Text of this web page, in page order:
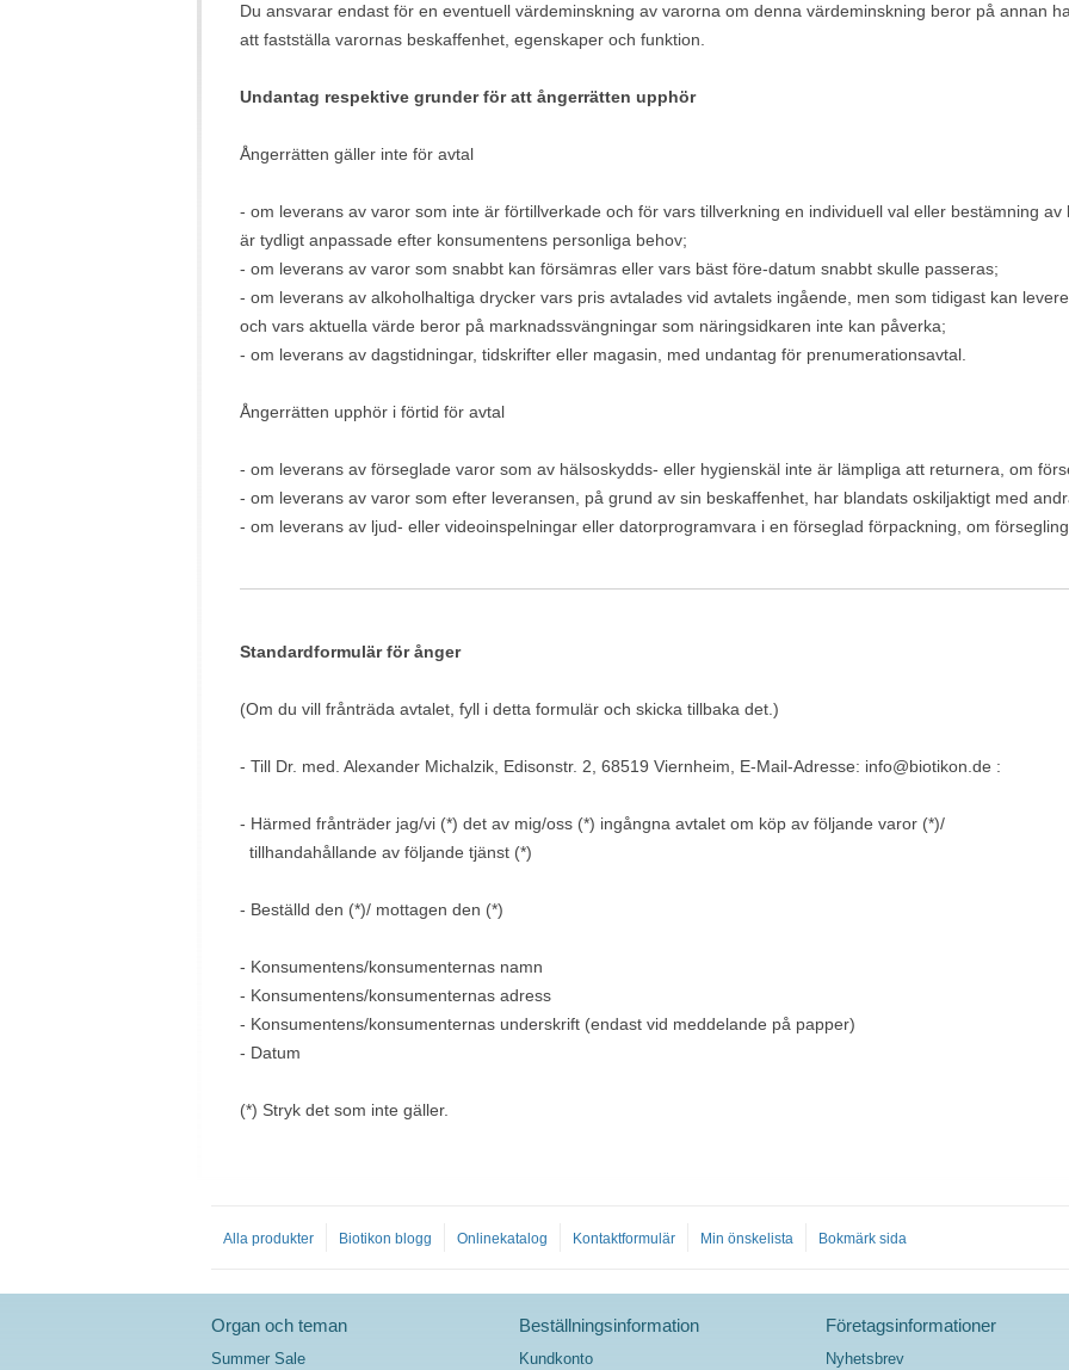
Du ansvarar endast för en eventuell värdeminskning av varorna om denna värdeminskning beror på annan
att fastställa varornas beskaffenhet, egenskaper och funktion.
Undantag respektive grunder för att ångerrätten upphör
Ångerrätten gäller inte för avtal
- om leverans av varor som inte är förtillverkade och för vars tillverkning en individuell val eller bestämning
är tydligt anpassade efter konsumentens personliga behov;
- om leverans av varor som snabbt kan försämras eller vars bäst före-datum snabbt skulle passeras;
- om leverans av alkoholhaltiga drycker vars pris avtalades vid avtalets ingående, men som tidigast kan
och vars aktuella värde beror på marknadssvängningar som näringsidkaren inte kan påverka;
- om leverans av dagstidningar, tidskrifter eller magasin, med undantag för prenumerationsavtal.
Ångerrätten upphör i förtid för avtal
- om leverans av förseglade varor som av hälsoskydds- eller hygienskäl inte är lämpliga att returnera, om
- om leverans av varor som efter leveransen, på grund av sin beskaffenhet, har blandats oskiljaktigt med
- om leverans av ljud- eller videoinspelningar eller datorprogramvara i en förseglad förpackning, om
Standardformulär för ånger
(Om du vill frånträda avtalet, fyll i detta formulär och skicka tillbaka det.)
- Till Dr. med. Alexander Michalzik, Edisonstr. 2, 68519 Viernheim E-Mail-Adresse: info@biotikon.de :
- Härmed frånträder jag/vi (*) det av mig/oss (*) ingångna avtalet om köp av följande varor (*)/
tillhandahållande av följande tjänst (*)
- Beställd den (*)/ mottagen den (*)
- Konsumentens/konsumenternas namn
- Konsumentens/konsumenternas adress
- Konsumentens/konsumenternas underskrift (endast vid meddelande på papper)
- Datum
(*) Stryk det som inte gäller.
Alla produkter Biotikon blogg Onlinekatalog Kontaktformulär Min önskelista Bokmärk sida
Organ och teman
Summer Sale
Beställningsinformation
Kundkonto
Företagsinformationer
Nyhetsbrev